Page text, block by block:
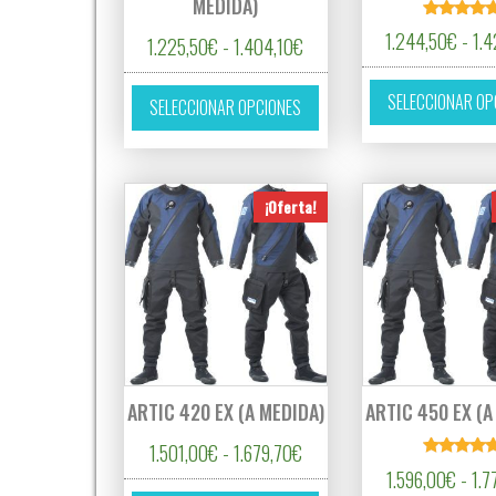
1.225,50€ - 1.404,10€ Rango de precios: desde
SELECCIONAR OPCIONES
Este producto tiene
con
de 5
1.244,50€ -
SELECCIONAR
¡Oferta!
ARTIC 420 EX (A MEDIDA)
1.501,00€ -1.679,70€Rango de precios: desde
ARTIC 450 EX
con
1.596,00€ -